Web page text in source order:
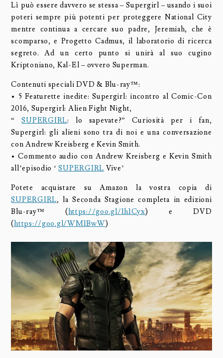
Lì può essere davvero se stessa – Supergirl – usando i suoi
poteri sempre più potenti per proteggere National City
mentre continua a cercare suo padre, Jeremiah, che è
scomparso, e Progetto Cadmus, il laboratorio di ricerca
segreto. Ad un certo punto si unirà al suo cugino
Kriptoniano, Kal-El – ovvero Superman.
Contenuti speciali DVD & Blu-ray™:
• 5 Featurette inedite: Supergirl: incontro al Comic-Con
2016, Supergirl: Alien Fight Night,
“SUPERGIRL: lo sapevate?” Curiosità per i fan,
Supergirl: gli alieni sono tra di noi e una conversazione
con Andrew Kreisberg e Kevin Smith.
• Commento audio con Andrew Kreisberg e Kevin Smith
all’episodio ‘SUPERGIRL Vive’
Potete acquistare su Amazon la vostra copia di
SUPERGIRL, la Seconda Stagione completa in edizioni
Blu-ray™ (https://goo.gl/1h1Cyx) e DVD
(https://goo.gl/WM1BwW)